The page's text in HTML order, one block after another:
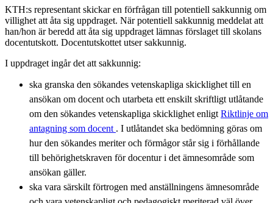
KTH:s representant skickar en förfrågan till potentiell sakkunnig om
villighet att åta sig uppdraget. När potentiell sakkunnig meddelat att
han/hon är beredd att åta sig uppdraget lämnas förslaget till skolans
docentutskott. Docentutskottet utser sakkunnig.
I uppdraget ingår det att sakkunnig:
ska granska den sökandes vetenskapliga skicklighet till en
ansökan om docent och utarbeta ett enskilt skriftligt utlåtande
om den sökandes vetenskapliga skicklighet enligt Riktlinje om
antagning som docent . I utlåtandet ska bedömning göras om
hur den sökandes meriter och förmågor står sig i förhållande
till behörighetskraven för docentur i det ämnesområde som
ansökan gäller.
ska vara särskilt förtrogen med anställningens ämnesområde